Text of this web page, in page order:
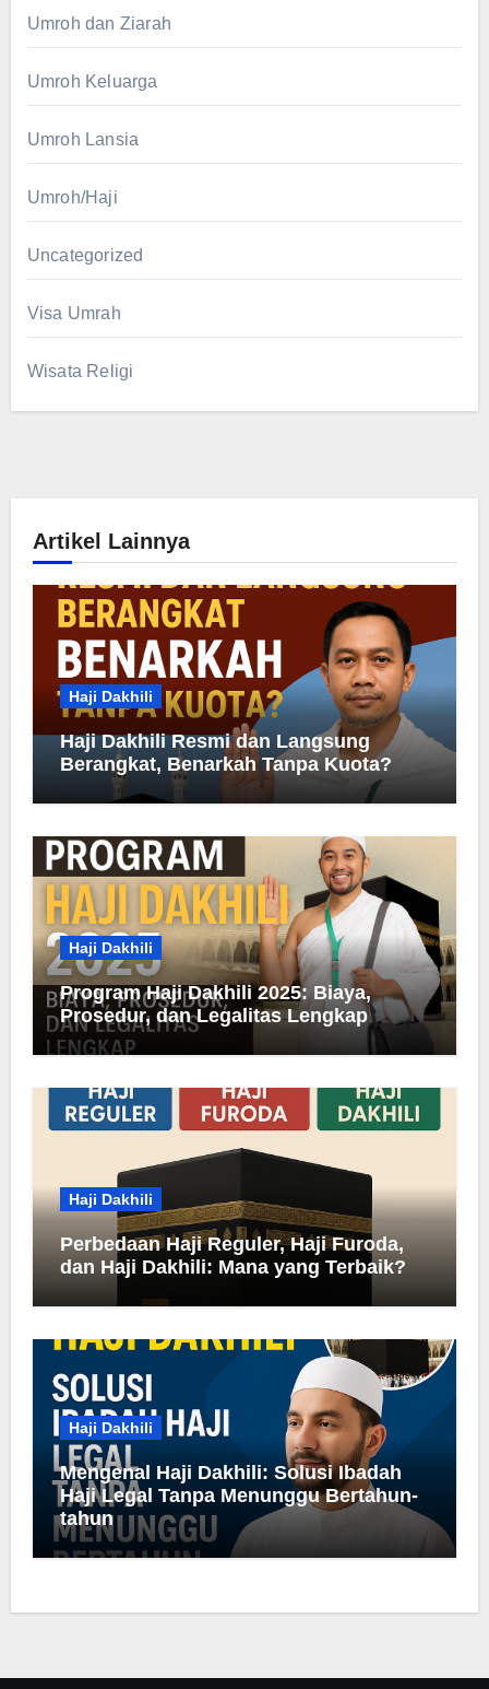
Umroh dan Ziarah
Umroh Keluarga
Umroh Lansia
Umroh/Haji
Uncategorized
Visa Umrah
Wisata Religi
Artikel Lainnya
Haji Dakhili
Haji Dakhili Resmi dan Langsung
Berangkat, Benarkah Tanpa Kuota?
Haji Dakhili
Program Haji Dakhili 2025: Biaya,
Prosedur, dan Legalitas Lengkap
Haji Dakhili
Perbedaan Haji Reguler, Haji Furoda,
dan Haji Dakhili: Mana yang Terbaik?
Haji Dakhili
Mengenal Haji Dakhili: Solusi Ibadah
Haji Legal Tanpa Menunggu Bertahun-
tahun